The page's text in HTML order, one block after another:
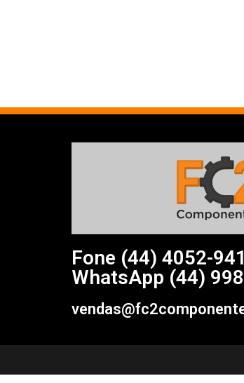
Fone (44) 4052-
WhatsApp (44)